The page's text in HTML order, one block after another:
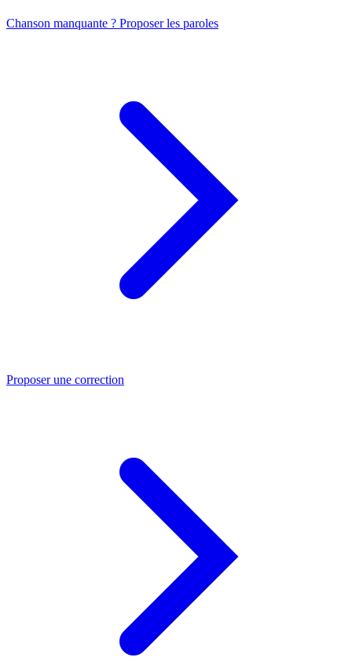
Chanson manquante ? Proposer les paroles
Proposer une correction